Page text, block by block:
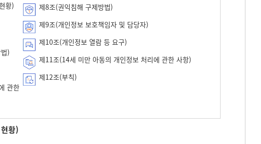
황)
)
관한
제8조(권익침해 구제방법)
제9조(개인정보 보호책임자 및 담당자)
제10조(개인정보 열람 등 요구)
제11조(14세 미만 아동의 개인정보 처리에 관한 사항)
제12조(부칙)
황)